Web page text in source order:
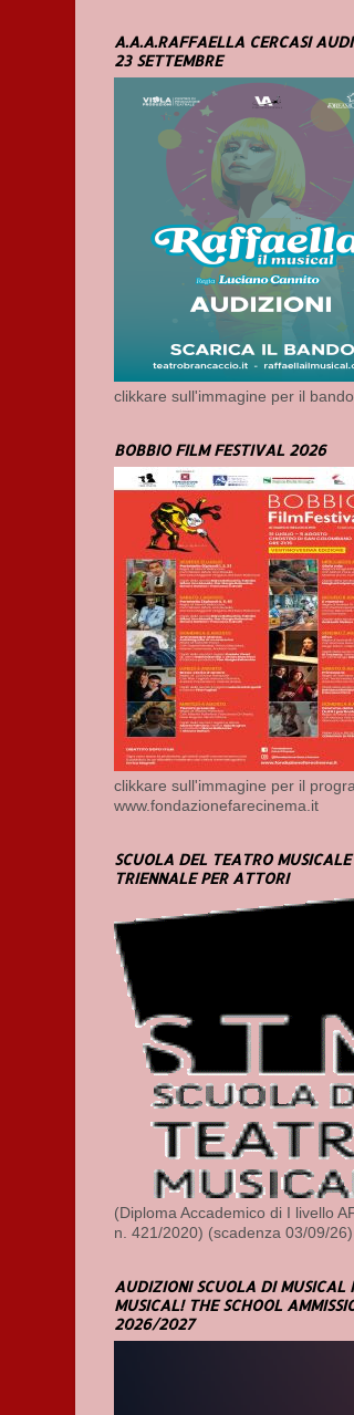
A.A.A.RAFFAELLA CERCASI
23 SETTEMBRE
clikkare sull'immagine per il bando
BOBBIO FILM FESTIVAL 2026
clikkare sull'immagine per il
www.fondazionefarecinema.it
SCUOLA DEL TEATRO MUSICALE
TRIENNALE PER ATTORI
(Diploma Accademico di I livello
n. 421/2020) (scadenza 03/09/26)
AUDIZIONI SCUOLA DI MUSICAL
MUSICAL! THE SCHOOL
2026/2027